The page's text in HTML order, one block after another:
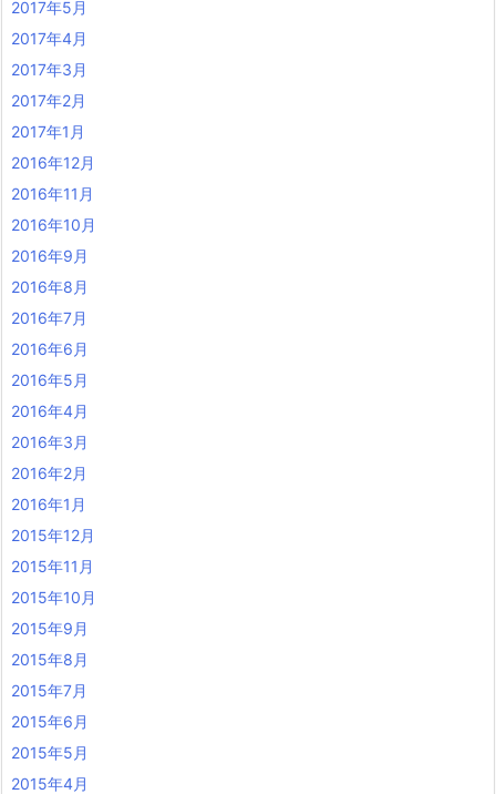
2017年5月
2017年4月
2017年3月
2017年2月
2017年1月
2016年12月
2016年11月
2016年10月
2016年9月
2016年8月
2016年7月
2016年6月
2016年5月
2016年4月
2016年3月
2016年2月
2016年1月
2015年12月
2015年11月
2015年10月
2015年9月
2015年8月
2015年7月
2015年6月
2015年5月
2015年4月